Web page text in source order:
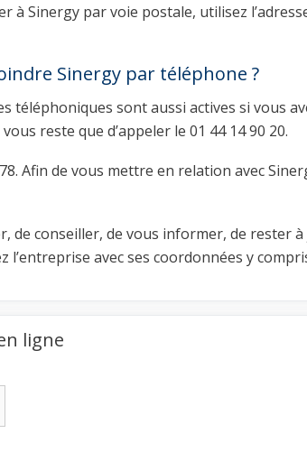
Sinergy par voie postale, utilisez
Sinergy par téléphone ?
téléphoniques sont aussi actives si vous
vous reste que d’appeler le 01 44 14 90 20.
Afin de vous mettre en relation avec
de conseiller, de vous informer, de rester à
l’entreprise avec ses coordonnées y
ligne